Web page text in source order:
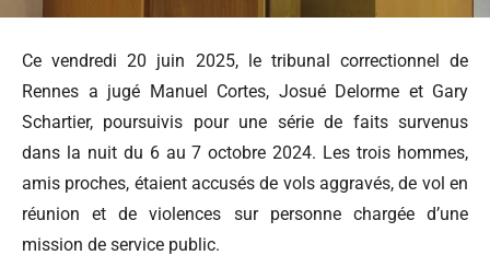
Ce vendredi 20 juin 2025, le tribunal correctionnel de
Rennes a jugé Manuel Cortes, Josué Delorme et Gary
Schartier, poursuivis pour une série de faits survenus
dans la nuit du 6 au 7 octobre 2024. Les trois hommes,
amis proches, étaient accusés de vols aggravés, de vol en
réunion et de violences sur personne chargée d’une
mission de service public.